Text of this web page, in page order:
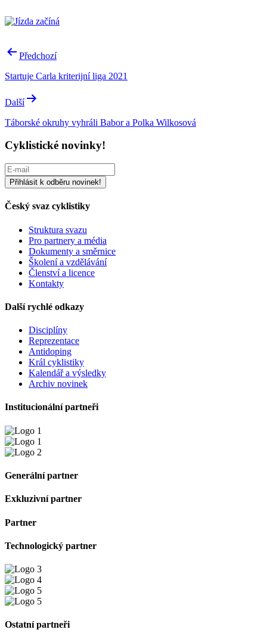
Navigace
příspěvek
Předchozí
Startuje Carla kriterijní liga 2021
Další
Táborské okruhy vyhráli Babor a Polka Wilkosová
Cyklistické novinky!
Český svaz cyklistiky
Struktura svazu
Pro partnery a média
Dokumenty a směrnice
Školení a vzdělávání
Členství a licence
Kontakty
Další rychlé odkazy
Disciplíny
Reprezentace
Antidoping
Král cyklistiky
Kalendář a výsledky
Archiv novinek
Institucionální partneři
Generální partner
Exkluzivní partner
Partner
Technologický partner
Ostatní partneři